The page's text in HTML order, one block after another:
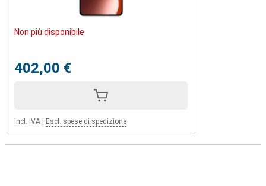
Non più disponibile
402,00 €
Incl. IVA Escl. spese di spedizione